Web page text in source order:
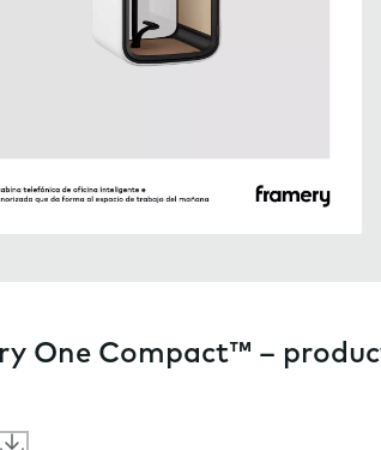
One Compact™ –